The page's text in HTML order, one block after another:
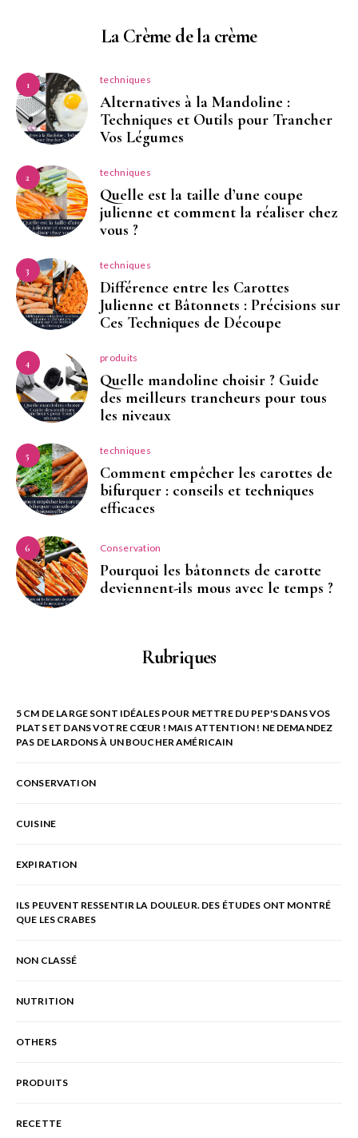
La Crème de la crème
1 techniques
Alternatives à la Mandoline :
Techniques et Outils pour Trancher
Vos Légumes
2 techniques
Quelle est la taille d’une coupe
julienne et comment la réaliser chez
vous ?
3 techniques
Différence entre les Carottes
Julienne et Bâtonnets : Précisions sur
Ces Techniques de Découpe
4 produits
Quelle mandoline choisir ? Guide
des meilleurs trancheurs pour tous
les niveaux
5 techniques
Comment empêcher les carottes de
bifurquer : conseils et techniques
efficaces
6 Conservation
Pourquoi les bâtonnets de carotte
deviennent-ils mous avec le temps ?
Rubriques
5 CM DE LARGE SONT IDÉALES POUR METTRE DU PEP'S DANS VOS
PLATS ET DANS VOTRE CŒUR ! MAIS ATTENTION ! NE DEMANDEZ
PAS DE LARDONS À UN BOUCHER AMÉRICAIN
CONSERVATION
CUISINE
EXPIRATION
ILS PEUVENT RESSENTIR LA DOULEUR. DES ÉTUDES ONT MONTRÉ
QUE LES CRABES
NON CLASSÉ
NUTRITION
OTHERS
PRODUITS
RECETTE